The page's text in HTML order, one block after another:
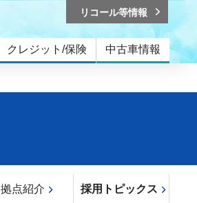
クレジット/保険 中古車情報
リコール等情報
拠点紹介 採用トピックス